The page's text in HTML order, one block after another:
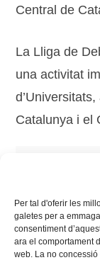
Per tal d'oferir les
galetes per a
consentiment
ara el comportament
web. La no
Central de
La Lliga de
una activitat
Catalunya i el
Secundària i